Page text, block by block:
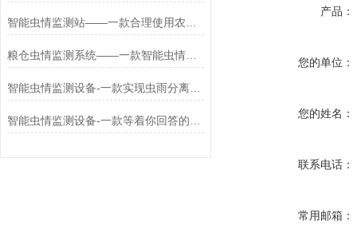
粮仓虫情监测系统——一款智能虫情监测设备2024全+境+派+送
智能虫情监测设备-一款实现虫雨分离的虫情自动监测灯#万+象+环+境
产品：
您的单位：
您的姓名：
联系电话：
常用邮箱：